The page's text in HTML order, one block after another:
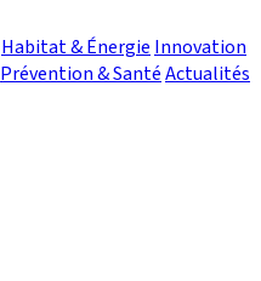
Habitat & Énergie Innovation
Prévention & SantéActualités